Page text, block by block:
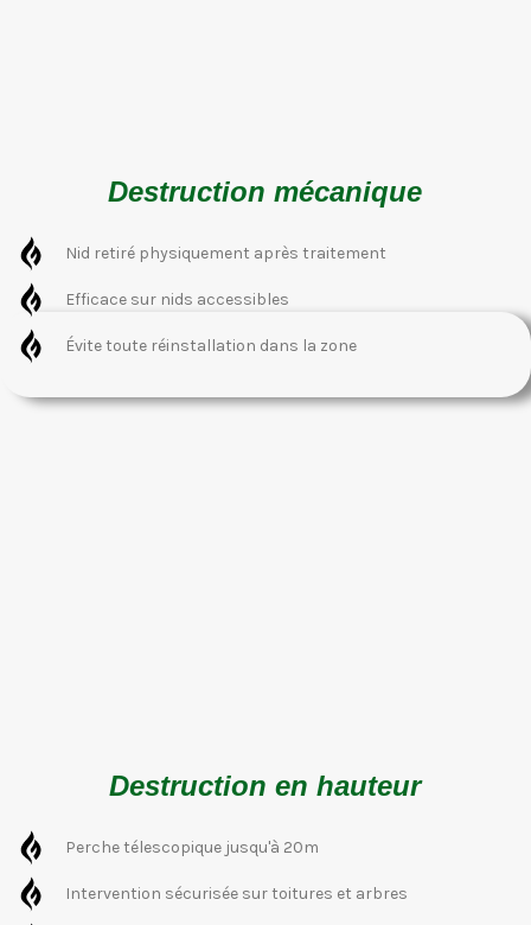
Destruction mécanique
Nid retiré physiquement après traitement
Efficace sur nids accessibles
Évite toute réinstallation dans la zone
Destruction en hauteur
Perche télescopique jusqu'à 20m
Intervention sécurisée sur toitures et arbres